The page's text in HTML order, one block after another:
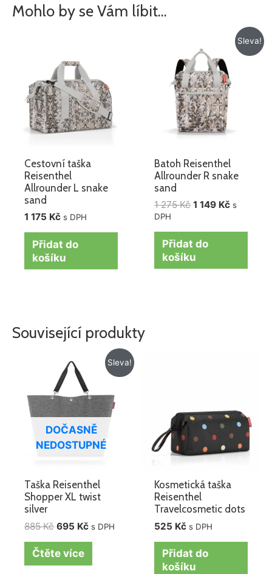
Mohlo by se Vám líbit…
Cestovní taška
Reisenthel
Allrounder L snake
sand
1 175 Kč s DPH
Přidat do
košíku
Sleva!
Batoh Reisenthel
Allrounder R snake
sand
1 275Kč
cena
byla:
1
275 Kč.
1 149 Kč
Aktuální
cena
149 Kč.
s
DPH
Přidat do
košíku
Související produkty
Sleva!
DOČASNĚ
NEDOSTUPNÉ
Taška Reisenthel
Shopper XL twist
silver
885Kč
cena
byla:
885 Kč.
695 Kč
Aktuální
cena
695 Kč.
s DPH
Čtěte více
Kosmetická taška
Reisenthel
Travelcosmetic dots
525 Kč s DPH
Přidat do
košíku